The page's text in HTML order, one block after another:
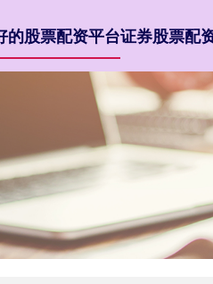
的股票配资平台证券股票配